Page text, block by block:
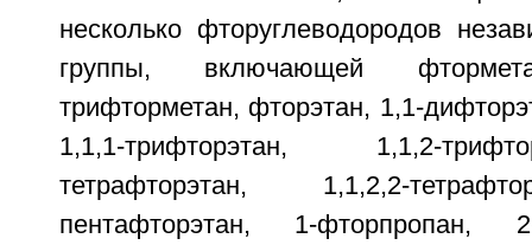
несколько фторуглеводородов
группы, включающей
трифторметан, фторэтан, 1,1-
1,1,1-трифторэтан, 1,1,2-
тетрафторэтан, 1,1,2,2-
пентафторэтан, 1-фторпропан,